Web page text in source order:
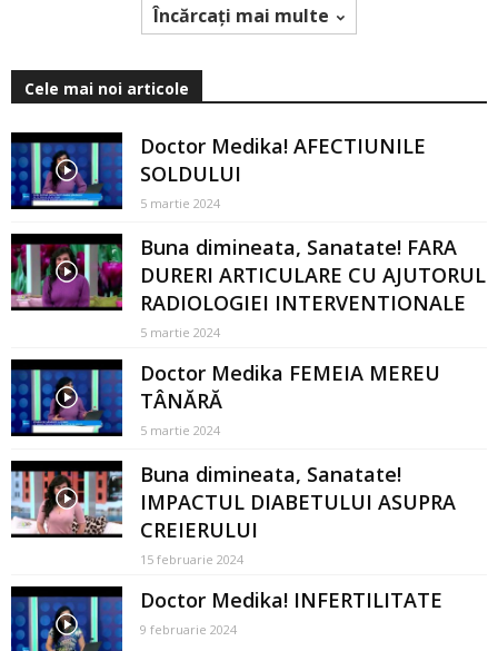
Încărcați mai multe
Cele mai noi articole
Doctor Medika! AFECTIUNILE
SOLDULUI
5 martie 2024
Buna dimineata, Sanatate! FARA
DURERI ARTICULARE CU AJUTORUL
RADIOLOGIEI INTERVENTIONALE
5 martie 2024
Doctor Medika FEMEIA MEREU
TÂNĂRĂ
5 martie 2024
Buna dimineata, Sanatate!
IMPACTUL DIABETULUI ASUPRA
CREIERULUI
15 februarie 2024
Doctor Medika! INFERTILITATE
9 februarie 2024